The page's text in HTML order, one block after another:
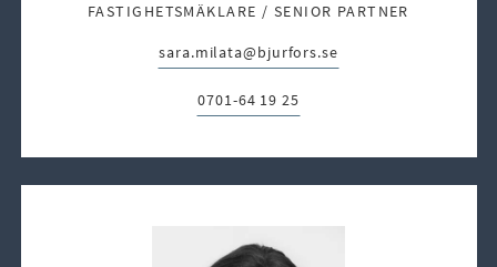
FASTIGHETSMÄKLARE / SENIOR PARTNER
E-post:
sara.milata@bjurfors.se
Telefon:
0701-64 19 25